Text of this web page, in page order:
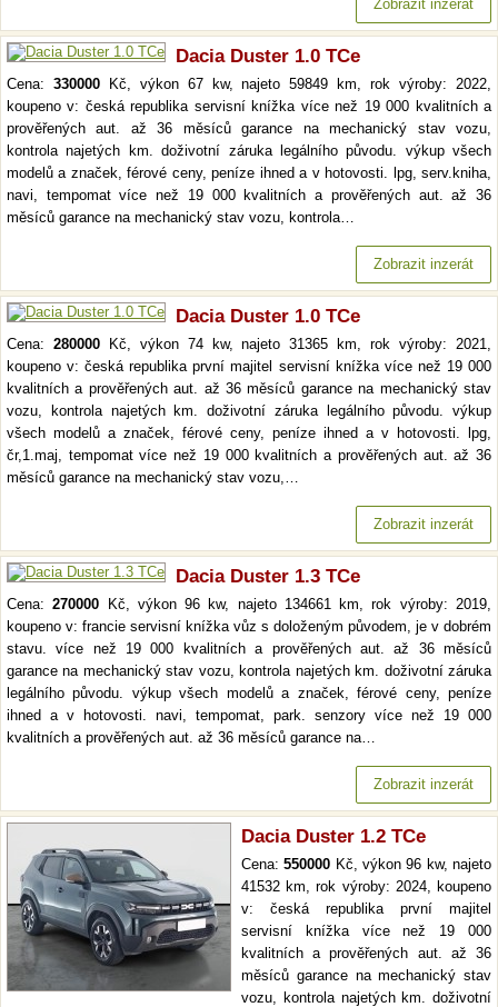
Zobrazit inzerát
Dacia Duster 1.0 TCe
Cena: 330000Kč, výkon 67 kw, najeto 59849 km, rok výroby: 2022,
koupeno v: česká republika servisní knížka více než 19 000 kvalitních a
prověřených aut. až 36 měsíců garance na mechanický stav vozu,
kontrola najetých km. doživotní záruka legálního původu. výkup všech
modelů a značek, férové ceny, peníze ihned a v hotovosti. lpg, serv.kniha,
navi, tempomat více než 19 000 kvalitních a prověřených aut. až 36
měsíců garance na mechanický stav vozu, kontrola…
Zobrazit inzerát
Dacia Duster 1.0 TCe
Cena: 280000Kč, výkon 74 kw, najeto 31365 km, rok výroby: 2021,
koupeno v: česká republika první majitel servisní knížka více než 19 000
kvalitních a prověřených aut. až 36 měsíců garance na mechanický stav
vozu, kontrola najetých km. doživotní záruka legálního původu. výkup
všech modelů a značek, férové ceny, peníze ihned a v hotovosti. lpg,
čr,1.maj, tempomat více než 19 000 kvalitních a prověřených aut. až 36
měsíců garance na mechanický stav vozu,…
Zobrazit inzerát
Dacia Duster 1.3 TCe
Cena:270000 Kč, výkon 96 kw, najeto 134661 km, rok výroby: 2019,
koupeno v: francie servisní knížka vůz s doloženým původem, je v dobrém
stavu. více než 19 000 kvalitních a prověřených aut. až 36 měsíců
garance na mechanický stav vozu, kontrola najetých km. doživotní záruka
legálního původu. výkup všech modelů a značek, férové ceny, peníze
ihned a v hotovosti. navi, tempomat, park. senzory více než 19 000
kvalitních a prověřených aut. až 36 měsíců garance na…
Zobrazit inzerát
Dacia Duster 1.2 TCe
Cena:550000 Kč, výkon 96 kw, najeto
41532 km, rok výroby: 2024, koupeno
v: česká republika první majitel
servisní knížka více než 19 000
kvalitních a prověřených aut. až 36
měsíců garance na mechanický stav
vozu, kontrola najetých km. doživotní